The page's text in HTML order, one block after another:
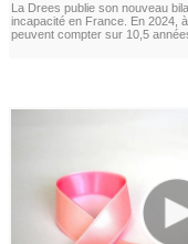
La Drees publie son nouveau
incapacité en France. En 2024,
peuvent compter sur 10,5